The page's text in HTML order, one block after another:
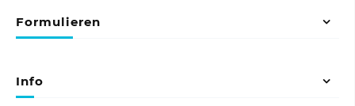
Formulieren
Info